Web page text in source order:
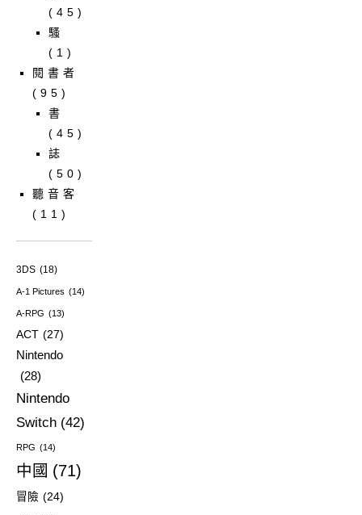
(45)
騷
(1)
閱書者
(95)
書
(45)
誌
(50)
聽音客
(11)
3DS (18)
A-1 Pictures (14)
A-RPG (13)
ACT (27)
Nintendo
(28)
Nintendo
Switch (42)
RPG (14)
中國 (71)
冒險 (24)